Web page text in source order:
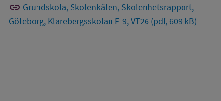
link Grundskola, Skolenkäten, Skolenhetsrapport,
Göteborg, Klarebergsskolan F-9, VT26 (pdf, 609 kB)